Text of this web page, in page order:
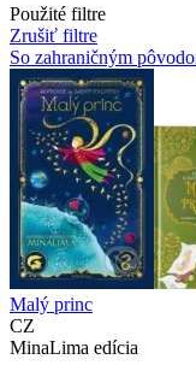
Použité filtre
Zrušiť filtre
So zahraničným
Malý princ
CZ
MinaLima edícia